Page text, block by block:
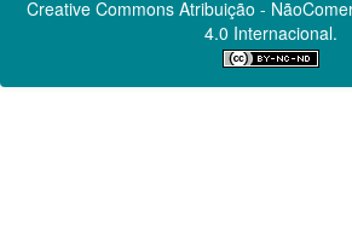
Creative CommonsAtribuição -
4.0 Internacional.